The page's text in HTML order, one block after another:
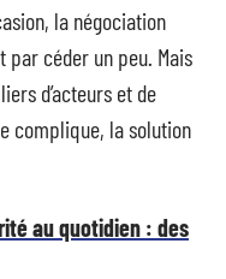
la négociation
céder un peu. Mais
d’acteurs et de
complique, la solution
au quotidien : des